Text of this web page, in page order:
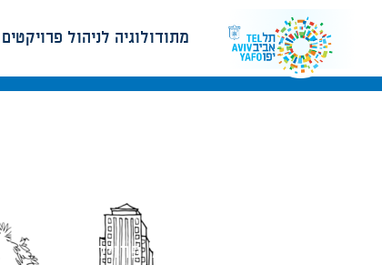
מתודולוגיה לניהול פרויקטים
מתודולוגיה לניהול פרויקטים